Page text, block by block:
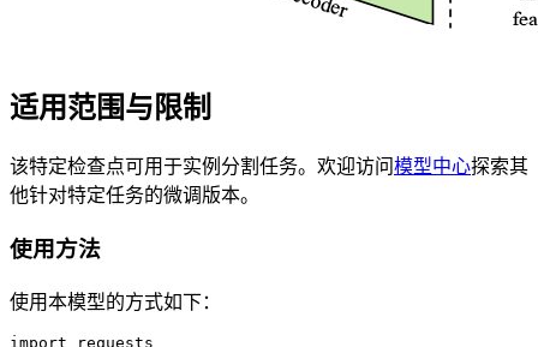
适用范围与限制
该特定检查点可用于实例分割任务。欢迎访问模型中心探索其
他针对特定任务的微调版本。
使用方法
使用本模型的方式如下：
import requests